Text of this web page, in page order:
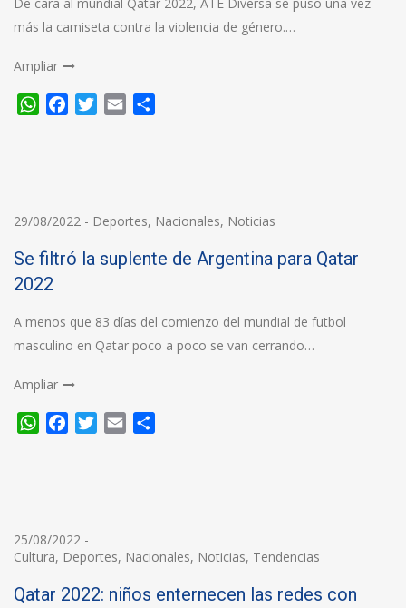
más la camiseta contra la violencia de género.…
Ampliar
WhatsApp
FacebookTwitter
Email
29/08/2022 - Deportes, Nacionales, Noticias
Se filtró la suplente de Argentina para Qatar
2022
A menos que 83 días del comienzo del mundial de futbol
masculino en Qatar poco a poco se van cerrando…
Ampliar
WhatsApp
FacebookTwitter
Email
25/08/2022 -
Cultura, Deportes, Nacionales, Noticias, Tendencias
Qatar 2022: niños enternecen las redes con